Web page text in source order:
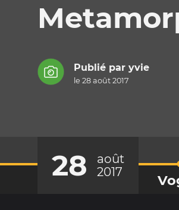
Publié par yvie
le 28 août 2017
28
août
2017